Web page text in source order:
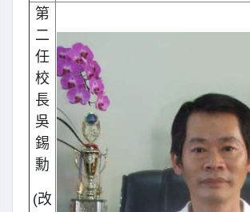
第
二
任
校
長
吳
錫
勳
(改